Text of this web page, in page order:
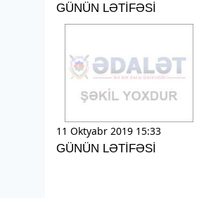
GÜNÜN LƏTİFƏSİ
11 Oktyabr 2019 15:33
GÜNÜN LƏTİFƏSİ